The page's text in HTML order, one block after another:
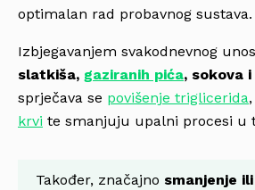
optimalan rad probavnog sustava.
Izbjegavanjem svakodnevnog
slatkiša, gaziranih pića, sokova
sprječava se povišenje triglicerida,
krvi te smanjuju upalni procesi u
Također, značajno smanjenje